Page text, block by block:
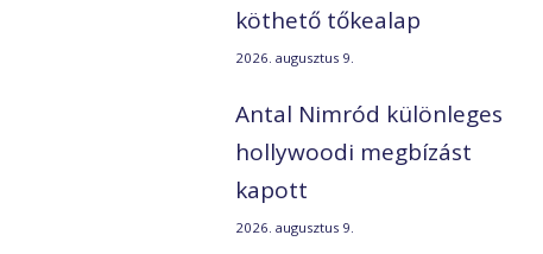
köthető tőkealap
2026. augusztus 9.
Antal Nimród különleges
hollywoodi megbízást
kapott
2026. augusztus 9.